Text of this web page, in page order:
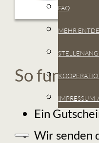
FAQ
MEHR
IMPRESSUM
So
Ein
Wir senden